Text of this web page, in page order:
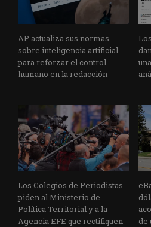
AP actualiza sus normas
sobre inteligencia artificial
para reforzar el control
humano en la redacción
Los Colegios de Periodistas
piden al Ministerio de
Política Territorial y a la
Agencia EFE que rectifiquen
de